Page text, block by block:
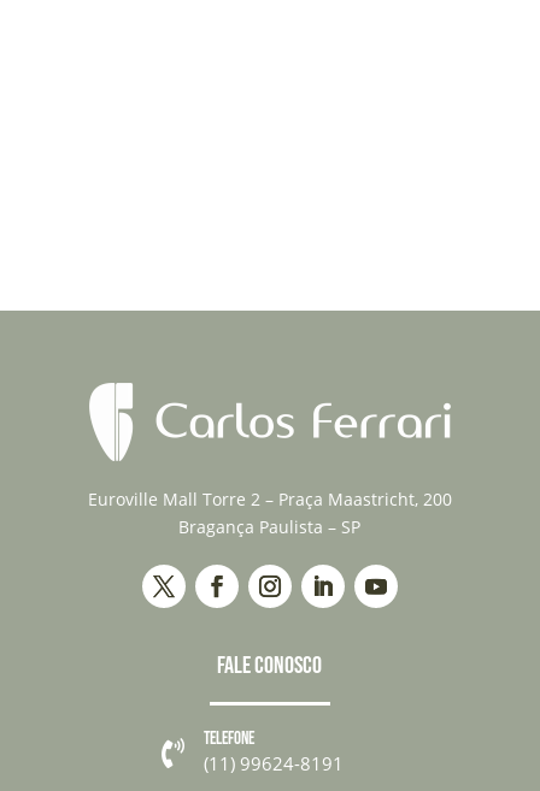
Euroville Mall Torre 2 – Praça Maastricht, 200
Bragança Paulista – SP
FALE CONOSCO
 TELEFONE
(11) 99624-8191